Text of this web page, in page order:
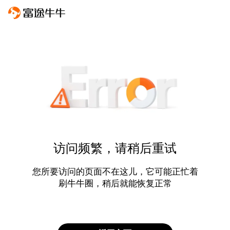
访问频繁，请稍后重试
您所要访问的页面不在这儿，它可能正忙着
刷牛牛圈，稍后就能恢复正常